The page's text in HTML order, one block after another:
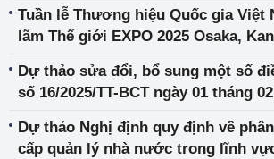
định vận hành thị trường bán buôn
Tuần lễ Thương hiệu Quốc gia Việt
lãm Thế giới EXPO 2025 Osaka,
Dự thảo sửa đổi, bổ sung một số
số 16/2025/TT-BCT ngày 01 tháng
trường bán buôn điện cạnh tranh
Dự thảo Nghị định quy định về
cấp quản lý nhà nước trong lĩnh